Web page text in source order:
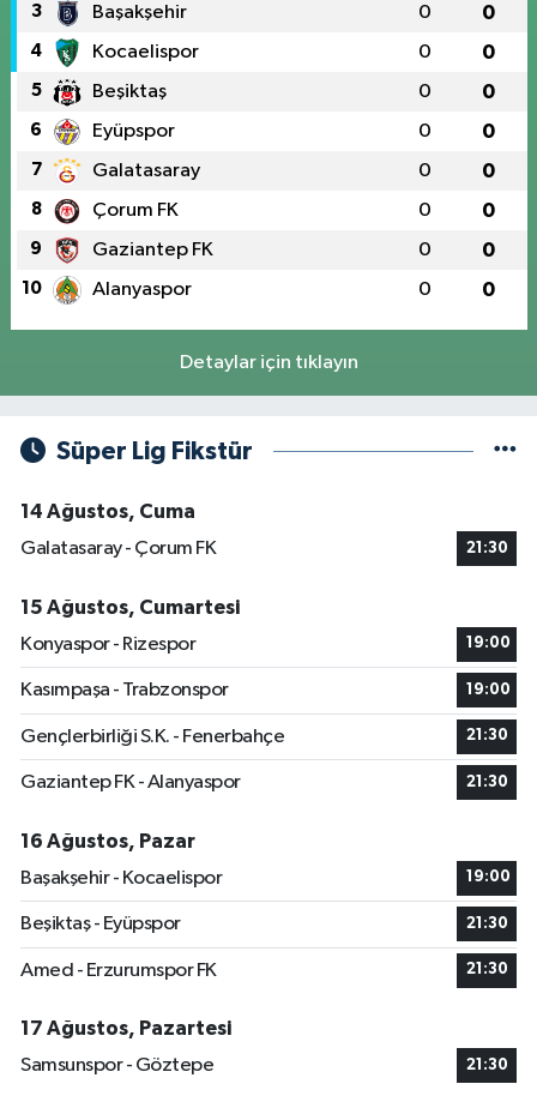
3 Başakşehir 0 0
4 Kocaelispor 0 0
5 Beşiktaş 0 0
6 Eyüpspor 0 0
7 Galatasaray 0 0
8 Çorum FK 0 0
9 Gaziantep FK 0 0
10 Alanyaspor 0 0
Detaylar için tıklayın
Süper Lig Fikstür
14 Ağustos, Cuma
Galatasaray - Çorum FK
21:30
15 Ağustos, Cumartesi
Konyaspor - Rizespor
19:00
Kasımpaşa - Trabzonspor 19:00
Gençlerbirliği S.K. - Fenerbahçe 21:30
Gaziantep FK - Alanyaspor 21:30
16 Ağustos, Pazar
Başakşehir - Kocaelispor
19:00
Beşiktaş - Eyüpspor 21:30
Amed - Erzurumspor FK 21:30
17 Ağustos, Pazartesi
Samsunspor - Göztepe
21:30